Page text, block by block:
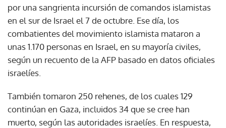
por una sangrienta incursión de comandos islamistas
en el sur de Israel el 7 de octubre. Ese día, los
combatientes del movimiento islamista mataron a
unas 1.170 personas en Israel, en su mayoría civiles,
según un recuento de la AFP basado en datos oficiales
israelíes.
También tomaron 250 rehenes, de los cuales 129
continúan en Gaza, incluidos 34 que se cree han
muerto, según las autoridades israelíes. En respuesta,